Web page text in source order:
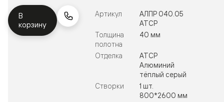
В
корзину
Артикул
АЛПР 040.05
АТСР
Толщина
полотна
40 мм
Отделка
АТСР
Алюминий
тёплый серый
Створки
1 шт.
800*2600 мм